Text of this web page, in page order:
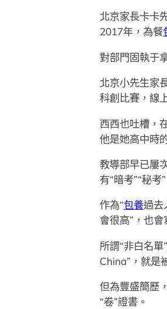
北京家長卡卡
2017年，為餐
對部門固執于
北京小先生家
科創比賽，線
西西也吐槽，
他是她高中時
教導部早已屢
有“暗考”“秘
作為“包養過去
會很高”，也會
所謂“非白名單
China”，就是
但為豐盛簡歷
“卷”證書。